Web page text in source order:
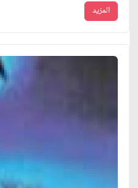
المزيد